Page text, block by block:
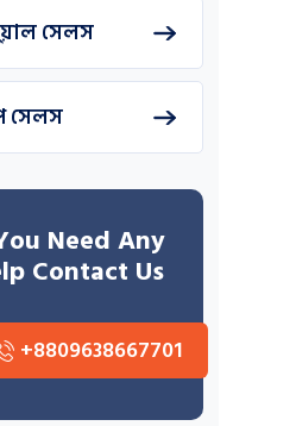
সেলস
সেলস
Need Any
Contact Us
+8809638667701